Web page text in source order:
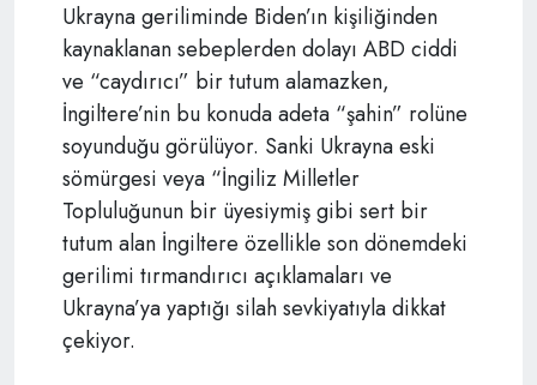
Ukrayna geriliminde Biden’ın kişiliğinden
kaynaklanan sebeplerden dolayı ABD ciddi
ve “caydırıcı” bir tutum alamazken,
İngiltere’nin bu konuda adeta “şahin” rolüne
soyunduğu görülüyor. Sanki Ukrayna eski
sömürgesi veya “İngiliz Milletler
Topluluğunun bir üyesiymiş gibi sert bir
tutum alan İngiltere özellikle son dönemdeki
gerilimi tırmandırıcı açıklamaları ve
Ukrayna’ya yaptığı silah sevkiyatıyla dikkat
çekiyor.